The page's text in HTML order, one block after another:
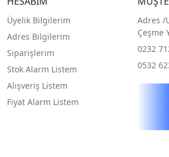
Üyelik Bilgilerim
Adres Bilgilerim
Siparişlerim
Stok Alarm Listem
Alışveriş Listem
Fiyat Alarm Listem
Adres /
Çeşme
0232
0532